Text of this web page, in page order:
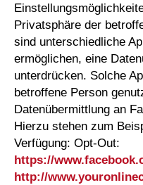
Privatsphäre der
sind unterschiedliche
ermöglichen, eine
unterdrücken. Solche
betroffene Person
Datenübermittlung an
Hierzu stehen zum
Verfügung: Opt-Out:
https://
http://